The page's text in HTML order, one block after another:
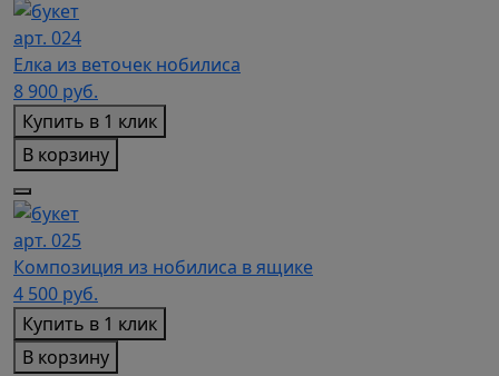
арт. 024
Елка из веточек нобилиса
8 900 руб.
Купить в 1 клик
В корзину
арт. 025
Композиция из нобилиса в ящике
4 500 руб.
Купить в 1 клик
В корзину